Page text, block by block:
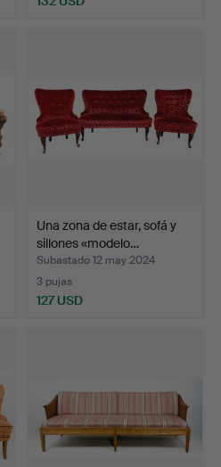
Una zona de estar, sofá y
sillones «modelo…
Subastado 12 may 2024
3 pujas
127 USD